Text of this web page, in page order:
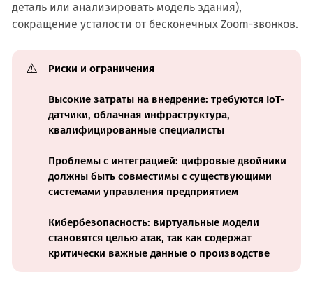
деталь или анализировать модель здания),
сокращение усталости от бесконечных Zoom-звонков.
⚠️ Риски и ограничения
Высокие затраты на внедрение: требуются IoT-
датчики, облачная инфраструктура,
квалифицированные специалисты
Проблемы с интеграцией: цифровые двойники
должны быть совместимы с существующими
системами управления предприятием
Кибербезопасность: виртуальные модели
становятся целью атак, так как содержат
критически важные данные о производстве